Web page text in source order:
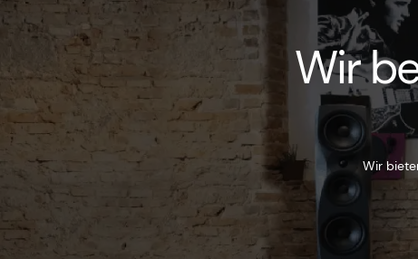
Wir
Wir